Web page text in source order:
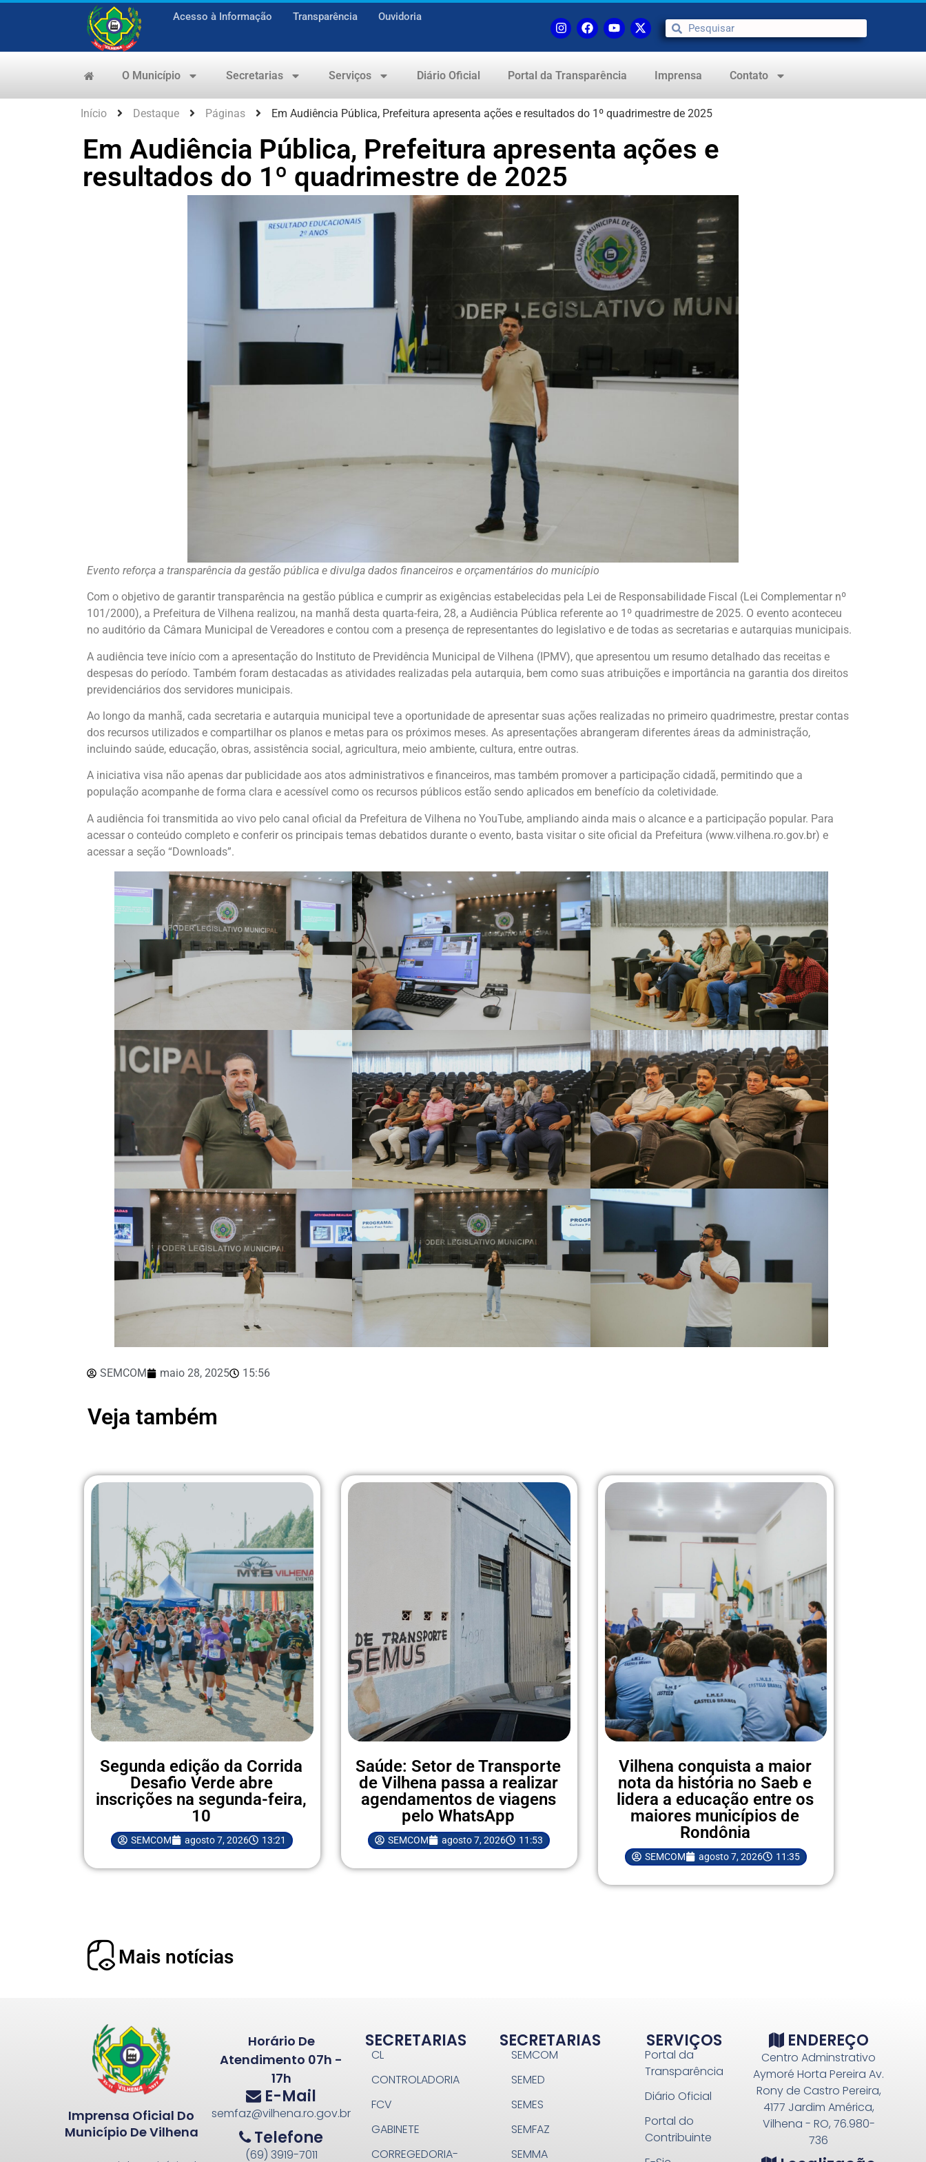
Acesso à Informação Transparência Ouvidoria
O Município Secretarias Serviços Diário Oficial Portal da Transparência Imprensa Contato
Início Destaque Páginas Em Audiência Pública, Prefeitura apresenta ações e resultados do 1º quadrimestre de 2025
Em Audiência Pública, Prefeitura apresenta ações e
resultados do 1º quadrimestre de 2025
Evento reforça a transparência da gestão pública e divulga dados financeiros e orçamentários do município
Com o objetivo de garantir transparência na gestão pública e cumprir as exigências estabelecidas pela Lei de Responsabilidade Fiscal (Lei Complementar nº
101/2000), a Prefeitura de Vilhena realizou, na manhã desta quarta-feira, 28, a Audiência Pública referente ao 1º quadrimestre de 2025. O evento aconteceu
no auditório da Câmara Municipal de Vereadores e contou com a presença de representantes do legislativo e de todas as secretarias e autarquias municipais.
A audiência teve início com a apresentação do Instituto de Previdência Municipal de Vilhena (IPMV), que apresentou um resumo detalhado das receitas e
despesas do período. Também foram destacadas as atividades realizadas pela autarquia, bem como suas atribuições e importância na garantia dos direitos
previdenciários dos servidores municipais.
Ao longo da manhã, cada secretaria e autarquia municipal teve a oportunidade de apresentar suas ações realizadas no primeiro quadrimestre, prestar contas
dos recursos utilizados e compartilhar os planos e metas para os próximos meses. As apresentações abrangeram diferentes áreas da administração,
incluindo saúde, educação, obras, assistência social, agricultura, meio ambiente, cultura, entre outras.
A iniciativa visa não apenas dar publicidade aos atos administrativos e financeiros, mas também promover a participação cidadã, permitindo que a
população acompanhe de forma clara e acessível como os recursos públicos estão sendo aplicados em benefício da coletividade.
A audiência foi transmitida ao vivo pelo canal oficial da Prefeitura de Vilhena no YouTube, ampliando ainda mais o alcance e a participação popular. Para
acessar o conteúdo completo e conferir os principais temas debatidos durante o evento, basta visitar o site oficial da Prefeitura (www.vilhena.ro.gov.br) e
acessar a seção “Downloads”.
SEMCOM maio 28, 2025 15:56
Veja também
Segunda edição da Corrida
Desafio Verde abre
inscrições na segunda-feira,
10
SEMCOM agosto 7, 2026 13:21
Saúde: Setor de Transporte
de Vilhena passa a realizar
agendamentos de viagens
pelo WhatsApp
SEMCOM agosto 7, 2026 11:53
Vilhena conquista a maior
nota da história no Saeb e
lidera a educação entre os
maiores municípios de
Rondônia
SEMCOM agosto 7, 2026 11:35
Mais notícias
Imprensa Oficial Do
Município De Vilhena
Horário De
Atendimento 07h -
17h
E-Mail
semfaz@vilhena.ro.gov.br
Telefone
(69) 3919-7011
SECRETARIAS
CL
CONTROLADORIA
FCV
GABINETE
CORREGEDORIA-
SECRETARIAS
SEMCOM
SEMED
SEMES
SEMFAZ
SEMMA
SERVIÇOS
Portal da
Transparência
Diário Oficial
Portal do
Contribuinte
ENDEREÇO
Centro Adminstrativo
Aymoré Horta Pereira Av.
Rony de Castro Pereira,
4177 Jardim América,
Vilhena - RO, 76.980-
736